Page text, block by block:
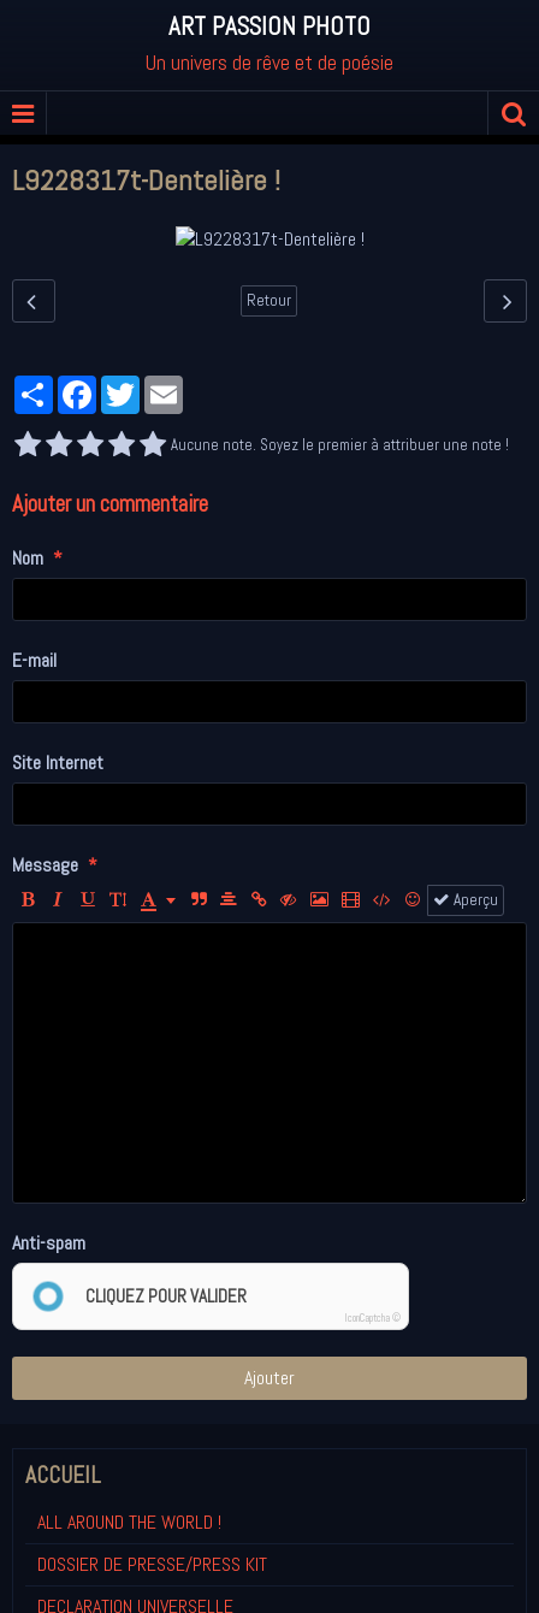
ART PASSION PHOTO
Un univers de rêve et de poésie
L9228317t-Dentelière !
Retour
PartagerFacebookTwitter
Aucune note. Soyez le premier à attribuer une note !
Ajouter un commentaire
Nom
E-mail
Site Internet
Message
Aperçu
Anti-spam
CLIQUEZ POUR VALIDER
IconCaptcha ©
Ajouter
ACCUEIL
ALL AROUND THE WORLD !
DOSSIER DE PRESSE/PRESS KIT
DECLARATION UNIVERSELLE